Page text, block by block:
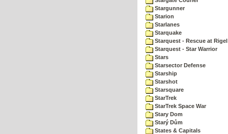
Stargunner
Starion
Starlanes
Starquake
Starquest - Rescue at Rigel
Starquest - Star Warrior
Stars
Starsector Defense
Starship
Starshot
Starsquare
StarTrek
StarTrek Space War
Stary Dom
Starý Dům
States & Capitals